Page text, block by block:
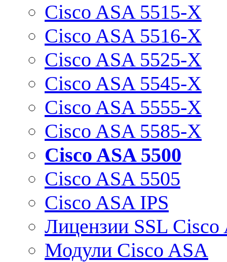
Cisco ASA 5515-X
Cisco ASA 5516-X
Cisco ASA 5525-X
Cisco ASA 5545-X
Cisco ASA 5555-X
Cisco ASA 5585-X
Cisco ASA 5500
Cisco ASA 5505
Cisco ASA IPS
Лицензии SSL Cisco
Модули Cisco ASA